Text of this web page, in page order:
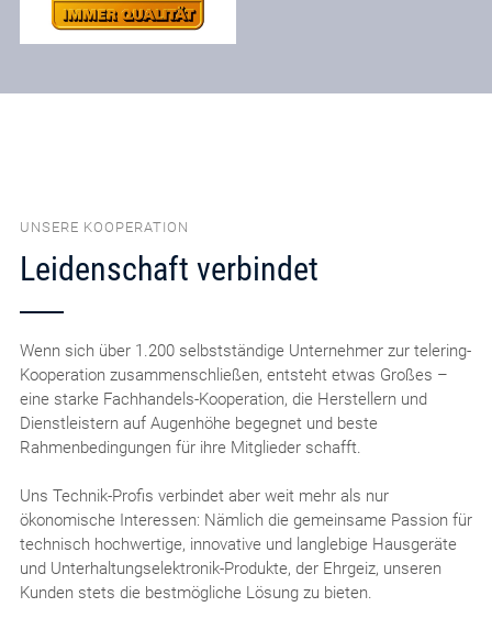
UNSERE KOOPERATION
Leidenschaft verbindet
Wenn sich über 1.200 selbstständige Unternehmer zur telering-
Kooperation zusammenschließen, entsteht etwas Großes –
eine starke Fachhandels-Kooperation, die Herstellern und
Dienstleistern auf Augenhöhe begegnet und beste
Rahmenbedingungen für ihre Mitglieder schafft.
Uns Technik-Profis verbindet aber weit mehr als nur
ökonomische Interessen: Nämlich die gemeinsame Passion für
technisch hochwertige, innovative und langlebige Hausgeräte
und Unterhaltungselektronik-Produkte, der Ehrgeiz, unseren
Kunden stets die bestmögliche Lösung zu bieten.